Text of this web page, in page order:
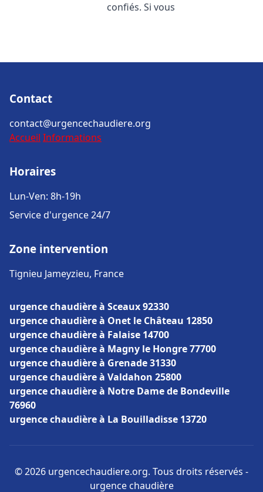
confiés. Si vous
Contact
contact@urgencechaudiere.org
Accueil Informations
Horaires
Lun-Ven: 8h-19h
Service d'urgence 24/7
Zone intervention
Tignieu Jameyzieu, France
urgence chaudière à Sceaux 92330
urgence chaudière à Onet le Château 12850
urgence chaudière à Falaise 14700
urgence chaudière à Magny le Hongre 77700
urgence chaudière à Grenade 31330
urgence chaudière à Valdahon 25800
urgence chaudière à Notre Dame de Bondeville
76960
urgence chaudière à La Bouilladisse 13720
© 2026 urgencechaudiere.org. Tous droits réservés -
urgence chaudière